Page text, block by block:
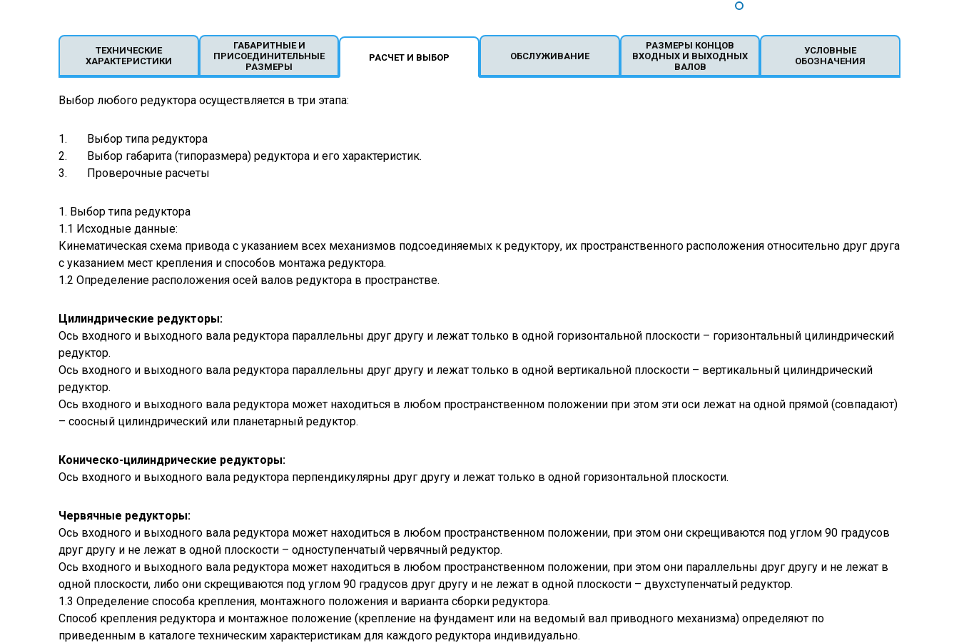
ТЕХНИЧЕСКИЕ
ХАРАКТЕРИСТИКИ
ГАБАРИТНЫЕ И
ПРИСОЕДИНИТЕЛЬНЫЕ
РАЗМЕРЫ
РАСЧЕТ И ВЫБОР ОБСЛУЖИВАНИЕ
РАЗМЕРЫ КОНЦОВ
ВХОДНЫХ И ВЫХОДНЫХ
ВАЛОВ
УСЛОВНЫЕ
ОБОЗНАЧЕНИЯ
Выбор любого редуктора осуществляется в три этапа:
1. Выбор типа редуктора
2. Выбор габарита (типоразмера) редуктора и его характеристик.
3. Проверочные расчеты
1. Выбор типа редуктора
1.1 Исходные данные:
Кинематическая схема привода с указанием всех механизмов подсоединяемых к редуктору, их пространственного расположения относительно друг друга
с указанием мест крепления и способов монтажа редуктора.
1.2 Определение расположения осей валов редуктора в пространстве.
Цилиндрические редукторы:
Ось входного и выходного вала редуктора параллельны друг другу и лежат только в одной горизонтальной плоскости – горизонтальный цилиндрический
редуктор.
Ось входного и выходного вала редуктора параллельны друг другу и лежат только в одной вертикальной плоскости – вертикальный цилиндрический
редуктор.
Ось входного и выходного вала редуктора может находиться в любом пространственном положении при этом эти оси лежат на одной прямой (совпадают)
– соосный цилиндрический или планетарный редуктор.
Коническо-цилиндрические редукторы:
Ось входного и выходного вала редуктора перпендикулярны друг другу и лежат только в одной горизонтальной плоскости.
Червячные редукторы:
Ось входного и выходного вала редуктора может находиться в любом пространственном положении, при этом они скрещиваются под углом 90 градусов
друг другу и не лежат в одной плоскости – одноступенчатый червячный редуктор.
Ось входного и выходного вала редуктора может находиться в любом пространственном положении, при этом они параллельны друг другу и не лежат в
одной плоскости, либо они скрещиваются под углом 90 градусов друг другу и не лежат в одной плоскости – двухступенчатый редуктор.
1.3 Определение способа крепления, монтажного положения и варианта сборки редуктора.
Способ крепления редуктора и монтажное положение (крепление на фундамент или на ведомый вал приводного механизма) определяют по
приведенным в каталоге техническим характеристикам для каждого редуктора индивидуально.